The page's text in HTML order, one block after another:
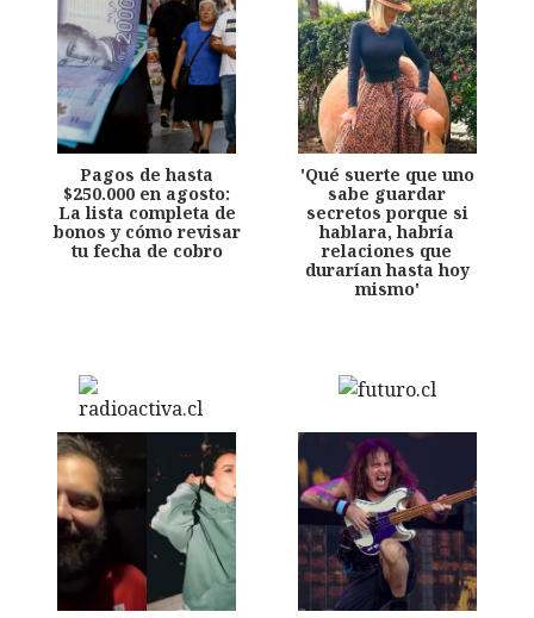
Pagos de hasta
$250.000 en agosto:
La lista completa de
bonos y cómo revisar
tu fecha de cobro
'Qué suerte que uno
sabe guardar
secretos porque si
hablara, habría
relaciones que
durarían hasta hoy
mismo'